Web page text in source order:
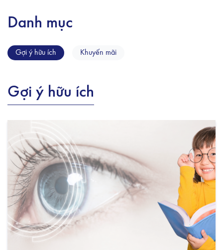
Danh mục
Gợi ý hữu ích Khuyến mãi
Gợi ý hữu ích